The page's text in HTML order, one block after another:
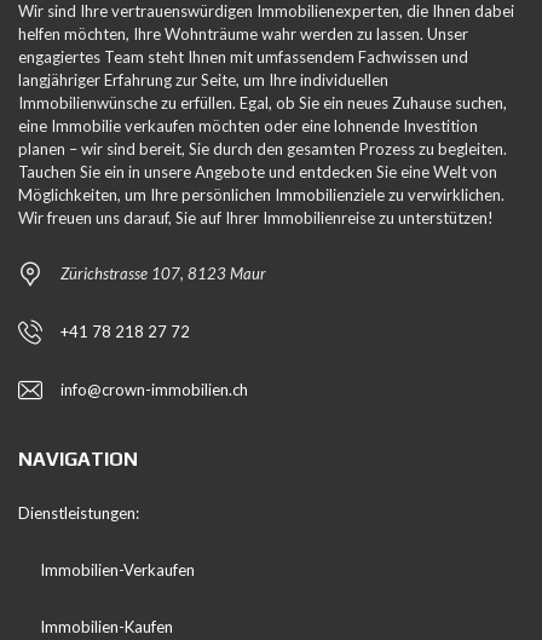
Wir sind Ihre vertrauenswürdigen Immobilienexperten, die Ihnen dabei
helfen möchten, Ihre Wohnträume wahr werden zu lassen. Unser
engagiertes Team steht Ihnen mit umfassendem Fachwissen und
langjähriger Erfahrung zur Seite, um Ihre individuellen
Immobilienwünsche zu erfüllen. Egal, ob Sie ein neues Zuhause suchen,
eine Immobilie verkaufen möchten oder eine lohnende Investition
planen – wir sind bereit, Sie durch den gesamten Prozess zu begleiten.
Tauchen Sie ein in unsere Angebote und entdecken Sie eine Welt von
Möglichkeiten, um Ihre persönlichen Immobilienziele zu verwirklichen.
Wir freuen uns darauf, Sie auf Ihrer Immobilienreise zu unterstützen!
Zürichstrasse 107, 8123 Maur
+41 78 218 27 72
info@crown-immobilien.ch
NAVIGATION
Dienstleistungen:
Immobilien-Verkaufen
Immobilien-Kaufen